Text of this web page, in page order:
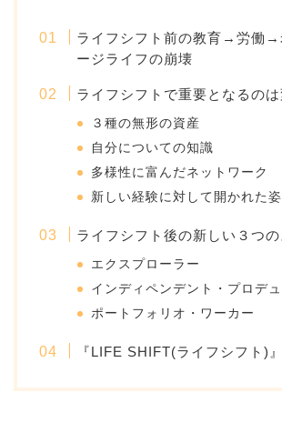
ライフシフト前の教育→労働→
ージライフの崩壊
ライフシフトで重要となるの
３種の無形の資産
自分についての知識
多様性に富んだネットワーク
新しい経験に対して開かれた
ライフシフト後の新しい３つ
エクスプローラー
インディペンデント・プロデ
ポートフォリオ・ワーカー
『LIFE SHIFT(ライフシフト)